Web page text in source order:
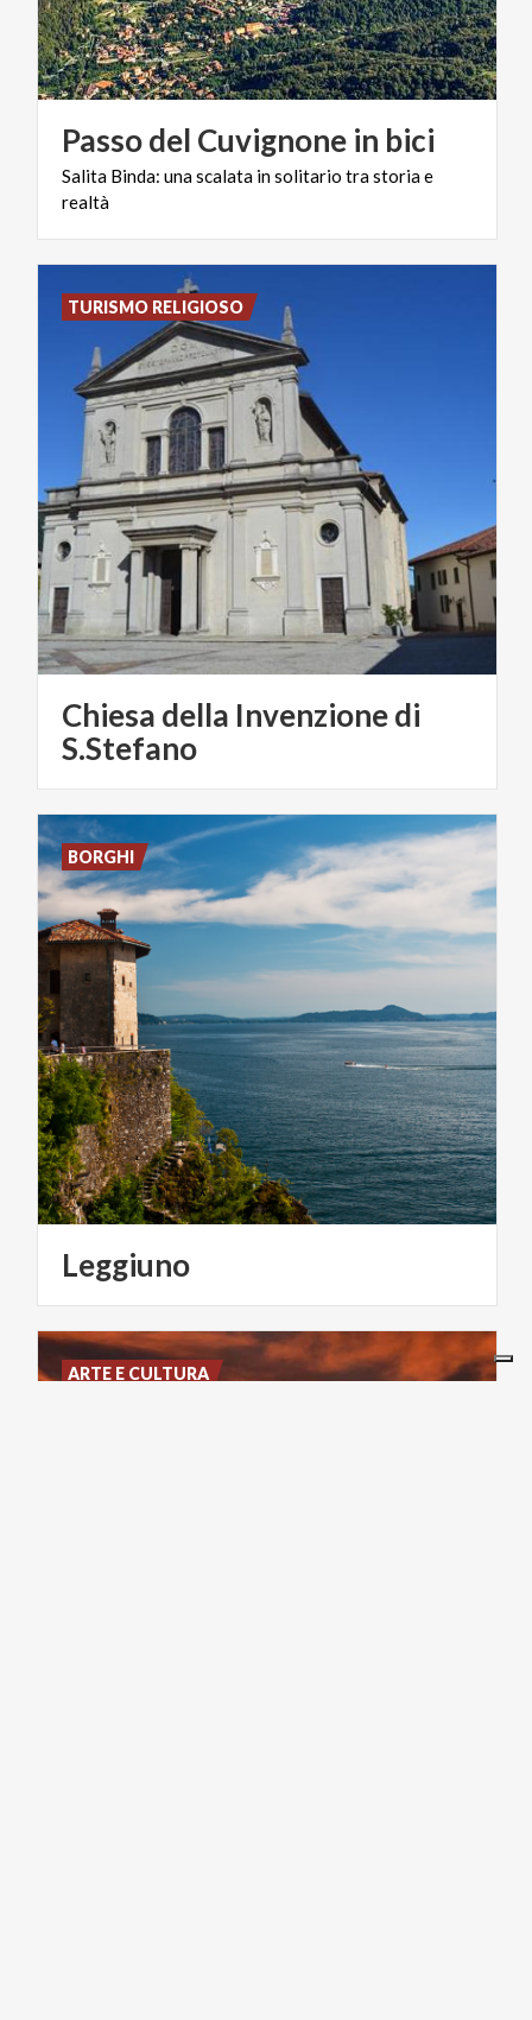
Passodel Cuvignone in bici
Salita Binda: unascalata insolitario trastoriae
realtà
Chiesa della Invenzione di
S.Stefano
TURISMO RELIGIOSO
Leggiuno
BORGHI
ARTE E CULTURA